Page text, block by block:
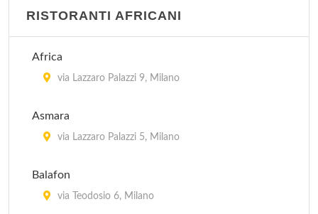
Ikos - Il Circolo della Natura
Il Girasole
Il Melograno
Innocenti Evasioni
RISTORANTI AFRICANI
Africa
via Lazzaro Palazzi 9, Milano
Asmara
via Lazzaro Palazzi 5, Milano
Balafon
via Teodosio 6, Milano